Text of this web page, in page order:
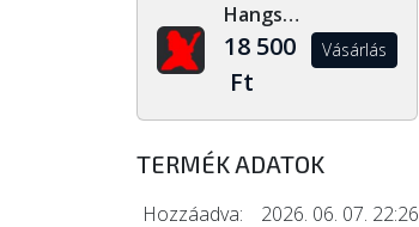
Hangszerdiszkont.hu
18 500
Ft
Vásárlás
TERMÉK ADATOK
Hozzáadva:
2026. 06. 07. 22:26